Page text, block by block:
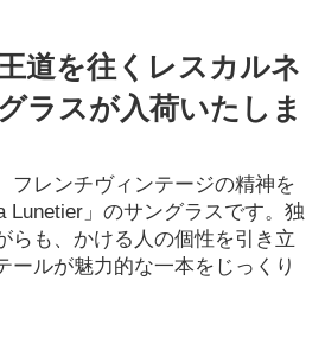
道を往くレスカルネ
ラスが入荷いたしま
フレンチヴィンテージの精神を
Lunetier」のサングラスです。独
らも、かける人の個性を引き立
ールが魅力的な一本をじっくり